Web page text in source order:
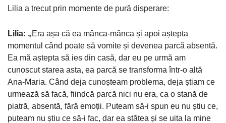
Lilia a trecut prin momente de pură disperare:
Lilia: „Era așa că ea mânca-mânca și apoi aștepta
momentul când poate să vomite și devenea parcă absentă.
Ea mă aștepta să ies din casă, dar eu pe urmă am
cunoscut starea asta, ea parcă se transforma într-o altă
Ana-Maria. Când deja cunoșteam problema, deja știam ce
urmează să facă, fiindcă parcă nici nu era, ca o stană de
piatră, absentă, fără emoții. Puteam să-i spun eu nu știu ce,
puteam nu știu ce să-i fac, dar ea stătea și se uita la mine